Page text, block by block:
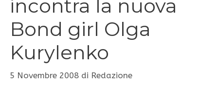
incontra la nuova
Bond girl Olga
Kurylenko
5 Novembre 2008 di Redazione